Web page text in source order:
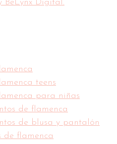
BeLynx Digital.​​
teens
para niñas
de flamenca
de blusa y pantalón
de flamenca